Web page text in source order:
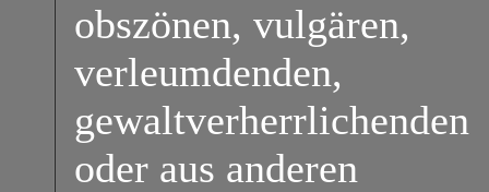
obszönen, vulgären,
verleumdenden,
gewaltverherrlichenden
oder aus anderen